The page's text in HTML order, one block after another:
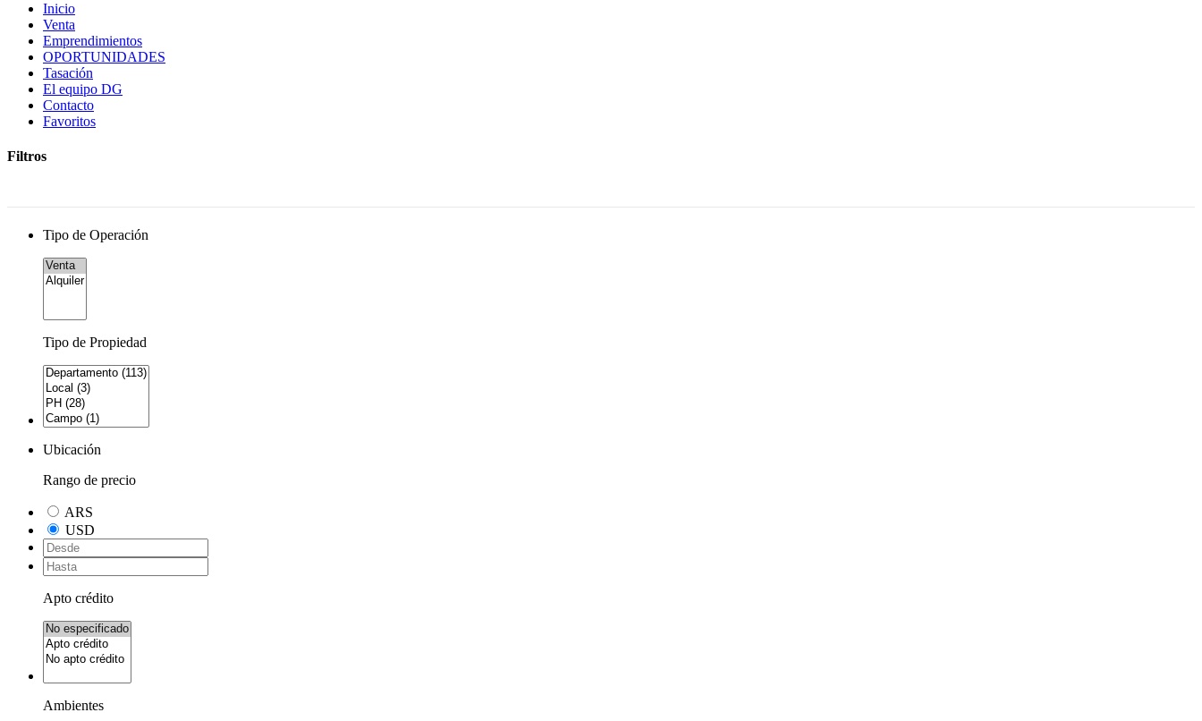
Inicio
Venta
Emprendimientos
OPORTUNIDADES
Tasación
El equipo DG
Contacto
Favoritos
Filtros
Tipo de Operación
Tipo de Propiedad
Ubicación
Rango de precio
ARS
USD
Apto crédito
Ambientes